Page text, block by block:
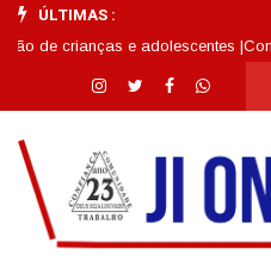
ÚLTIMAS :
adolescentes |Com investimento de